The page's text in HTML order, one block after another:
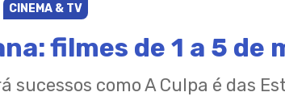
CINEMA & TV
filmes de 1 a 5 de
sucessos como A Culpa é das